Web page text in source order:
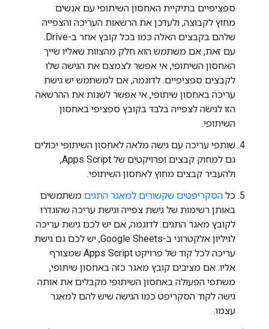
ספציפיים בתיקיית האחסון השיתופי עם אנשים
מחוץ לקבוצה, ולעדכן את הרשאות העריכה והצפייה
שלהם בקבצים האלה כמו בכל קובץ אחר ב-Drive.
עם זאת, אם משתמש הוא חלק מהצוות שאליו שייך
האחסון השיתופי, אי אפשר לצמצם את הגישה שלו
לקבצים ספציפיים. לדוגמה, אם למשתמש יש גישת
עריכה באחסון שיתופי, אי אפשר לשנות את ההרשאה
הזו לגישה לצפייה בלבד בקובץ ספציפי באחסון
השיתופי.
שותפי עריכה עם גישה מלאה לאחסון השיתופי יכולים
גם למחוק קבצים ופרויקטים של Apps Script,
ולהעביר קבצים מחוץ לאחסון השיתופי.
כל הסקריפטים שקשורים למאגר התגים משתמשים
באותן רשימות של גישת צפייה וגישת עריכה שהוגדרו
לקובץ מאגר התגים. לדוגמה, אם יש לכם גישת עריכה
לגיליון אלקטרוני ב-Google Sheets, יש לכם גם גישת
עריכה לכל קוד של פרויקט Apps Script שמצורף
אליו. אם מציבים קובץ מאגר כזה באחסון שיתופי,
משתפי הפעולה באחסון השיתופי מקבלים את אותה
גישה לקוד הסקריפט כמו הגישה שיש להם למאגר
עצמו.